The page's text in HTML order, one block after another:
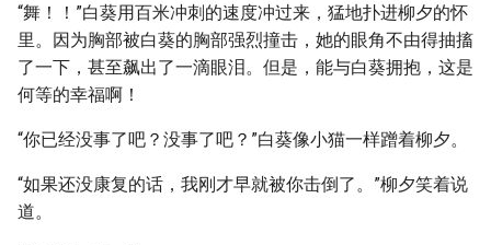
“舞！！”白葵用百米冲刺的速度冲过来，猛地扑进柳夕的怀
里。因为胸部被白葵的胸部强烈撞击，她的眼角不由得抽搐
了一下，甚至飙出了一滴眼泪。但是，能与白葵拥抱，这是
何等的幸福啊！
“你已经没事了吧？没事了吧？”白葵像小猫一样蹭着柳夕。
“如果还没康复的话，我刚才早就被你击倒了。”柳夕笑着说
道。